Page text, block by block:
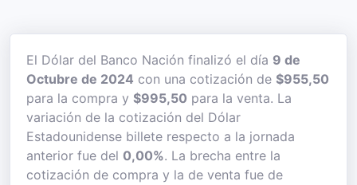
El Dólar del Banco Nación finalizó el día 9 de
Octubre de 2024 con una cotización de $955,50
para la compra y $995,50 para la venta. La
variación de la cotización del Dólar
Estadounidense billete respecto a la jornada
anterior fue del 0,00%. La brecha entre la
cotización de compra y la de venta fue de